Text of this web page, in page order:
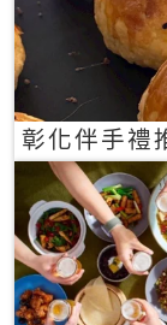
彰化伴手禮
愛的一口蛋